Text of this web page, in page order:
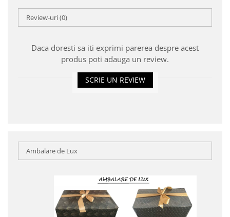
Review-uri(0)
Daca doresti sa iti exprimi parerea despre acest
produs poti adauga un review.
SCRIE UN REVIEW
Ambalare de Lux